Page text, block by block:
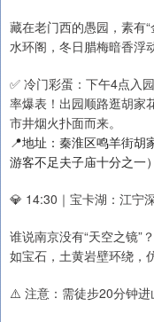
藏在老门西的愚园，素有
水环阁，冬日腊梅暗香浮
✅ 冷门彩蛋：下午4点入
率爆表！出园顺路逛胡家
市井烟火扑面而来。
📍地址：秦淮区鸣羊街胡
游客不足夫子庙十分之一）
💎 14:30｜宝卡湖：江宁
谁说南京没有“天空之镜”
如宝石，土黄岩壁环绕，
⚠️ 注意：需徒步20分钟进